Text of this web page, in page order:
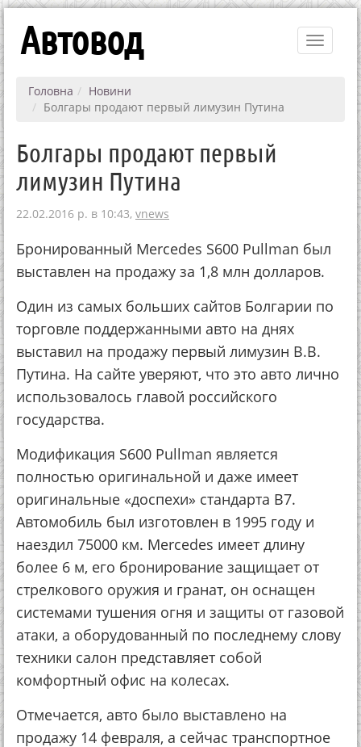
Toggle
Автовод
Головна
Новини
Болгары продают первый лимузин Путина
Болгары продают первый
лимузин Путина
22.02.2016 р. в 10:43, vnews
Бронированный Mercedes S600 Pullman был
выставлен на продажу за 1,8 млн долларов.
Один из самых больших сайтов Болгарии по
торговле поддержанными авто на днях
выставил на продажу первый лимузин В.В.
Путина. На сайте уверяют, что это авто лично
использовалось главой российского
государства.
Модификация S600 Pullman является
полностью оригинальной и даже имеет
оригинальные «доспехи» стандарта B7.
Автомобиль был изготовлен в 1995 году и
наездил 75000 км. Mercedes имеет длину
более 6 м, его бронирование защищает от
стрелкового оружия и гранат, он оснащен
системами тушения огня и защиты от газовой
атаки, а оборудованный по последнему слову
техники салон представляет собой
комфортный офис на колесах.
Отмечается, авто было выставлено на
продажу 14 февраля, а сейчас транспортное